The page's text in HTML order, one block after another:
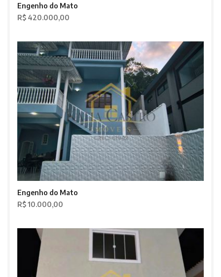
Engenho do Mato
R$ 420.000,00
Engenho do Mato
R$ 10.000,00